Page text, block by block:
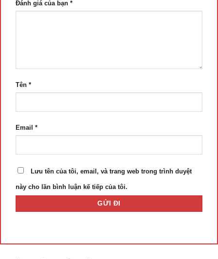
Đánh giá của bạn *
Tên *
Email *
Lưu tên của tôi, email, và trang web trong trình duyệt
này cho lần bình luận kế tiếp của tôi.